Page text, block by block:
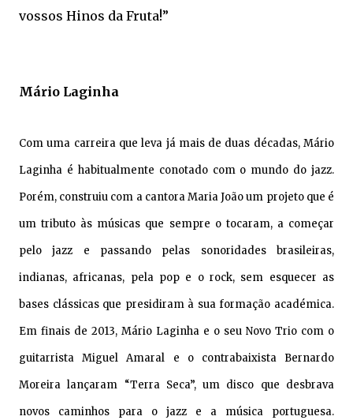
vossos Hinos da Fruta!”
Mário Laginha
Com uma carreira que leva já mais de duas décadas, Mário
Laginha é habitualmente conotado com o mundo do jazz.
Porém, construiu com a cantora Maria João um projeto que é
um tributo às músicas que sempre o tocaram, a começar
pelo jazz e passando pelas sonoridades brasileiras,
indianas, africanas, pela pop e o rock, sem esquecer as
bases clássicas que presidiram à sua formação académica.
Em finais de 2013, Mário Laginha e o seu Novo Trio com o
guitarrista Miguel Amaral e o contrabaixista Bernardo
Moreira lançaram “Terra Seca”, um disco que desbrava
novos caminhos para o jazz e a música portuguesa.